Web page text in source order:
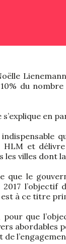
du
s’explique en
HLM et
les villes dont
que le
2017
est à ce titre
pour que
abordables
de